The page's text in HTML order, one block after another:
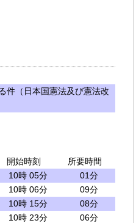
件（日本国憲法及び憲法改
開始時刻
所要時間
10時 05分
01分
10時 06分
09分
10時 15分
08分
10時 23分
06分